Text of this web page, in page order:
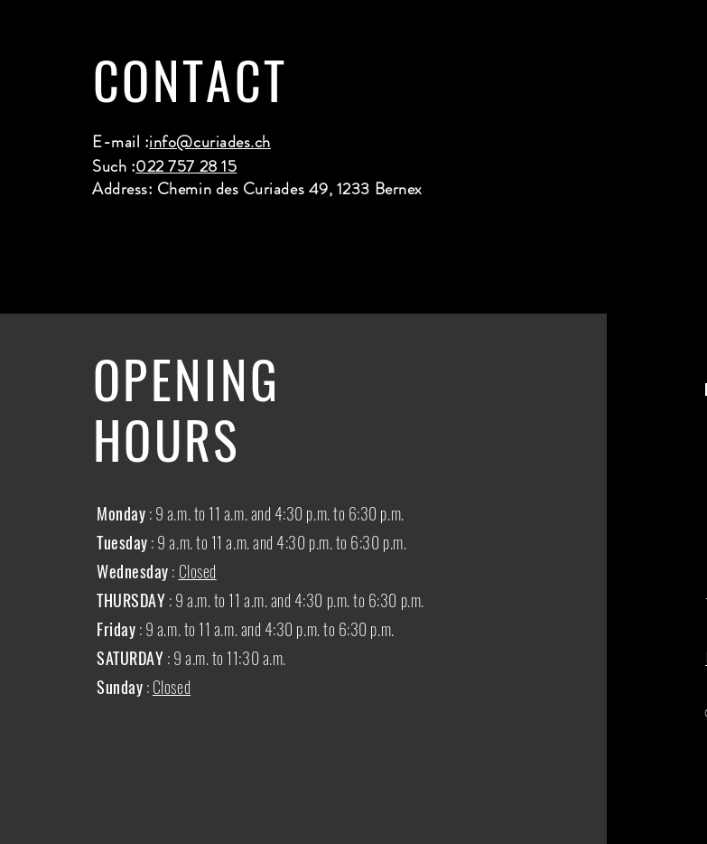
CONTACT
E-mail :info@curiades.ch
Such :022 757 28 15
Address: Chemin des Curiades 49, 1233 Bernex
OPENING
HOURS
Monday: 9 a.m. to 11 a.m. and 4:30 p.m. to 6:30 p.m.
Tuesday: 9 a.m. to 11 a.m. and 4:30 p.m. to 6:30 p.m.
Wednesday: Closed
THURSDAY:9 a.m. to 11 a.m. and 4:30 p.m. to 6:30 p.m.
Friday: 9 a.m. to 11 a.m. and 4:30 p.m. to 6:30 p.m.
SATURDAY: 9 a.m. to 11:30 a.m.
Sunday:Closed